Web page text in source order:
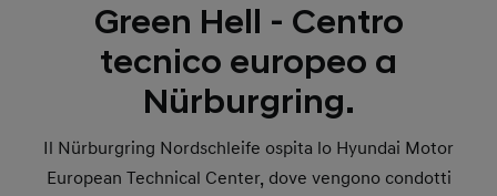
Green Hell - Centro
tecnico europeo a
Nürburgring.
Il Nürburgring Nordschleife ospita lo Hyundai Motor
European Technical Center, dove vengono condotti